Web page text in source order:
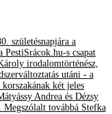
születésnapjára a
PestiSrácok.hu-s csapat
irodalomtörténész,
utáni - a
két jeles
Andrea és Dézsy
Megszólalt továbbá Stefka